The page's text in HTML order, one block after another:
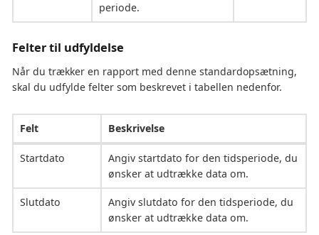
periode.
Felter til udfyldelse
Når du trækker en rapport med denne standardopsætning,
skal du udfylde felter som beskrevet i tabellen nedenfor.
Felt Beskrivelse
Startdato
Angiv startdato for den tidsperiode, du
ønsker at udtrække data om.
Slutdato
Angiv slutdato for den tidsperiode, du
ønsker at udtrække data om.